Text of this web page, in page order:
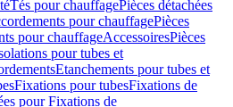
Tés pour chauffagePièces détachées
pour chauffagePièces
pour chauffageAccessoiresPièces
pour tubes et
Etanchements pour tubes et
Fixations pour tubesFixations de
pour Fixations de